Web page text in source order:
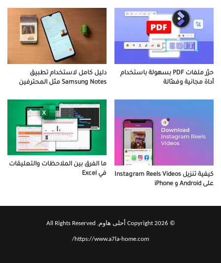
حرّر ملفات PDF بسهولة باستخدام
أداة مجانية وفعّالة
دليل كامل لاستخدام تطبيق
Samsung Notes مثل المحترفين
كيفية تنزيل Instagram Reels Videos
على Android و iPhone
ما الفرق بين الملاحظات والتعليقات
في Excel
© Copyright 2026 أحلى هاوم, All Rights Reserved
https://www.a7la-home.com/